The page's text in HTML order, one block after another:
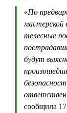
«По
телесные
будут
сообщила